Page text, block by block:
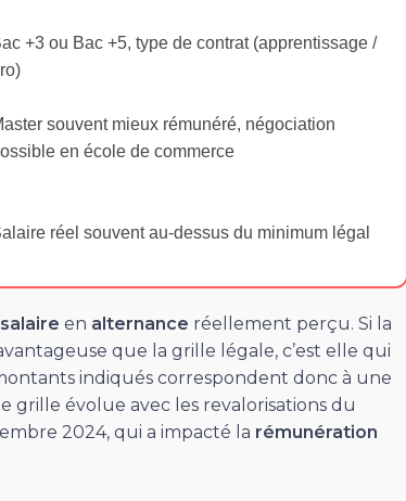
+3 ou Bac +5, type de contrat (apprentissage /
souvent mieux rémunéré, négociation
en école de commerce
réel souvent au-dessus du minimum légal
salaire en alternance réellement perçu. Si la
que la grille légale, c’est elle qui
indiqués correspondent donc à une
grille évolue avec les revalorisations du
2024, qui a impacté la rémunération